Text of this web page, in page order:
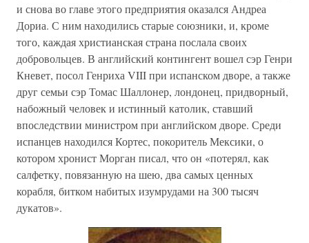
и снова во главе этого предприятия оказался Андреа
Дориа. С ним находились старые союзники, и, кроме
того, каждая христианская страна послала своих
добровольцев. В английский контингент вошел сэр Генри
Кневет, посол Генриха VIII при испанском дворе, а также
друг семьи сэр Томас Шаллонер, лондонец, придворный,
набожный человек и истинный католик, ставший
впоследствии министром при английском дворе. Среди
испанцев находился Кортес, покоритель Мексики, о
котором хронист Морган писал, что он «потерял, как
салфетку, повязанную на шею, два самых ценных
корабля, битком набитых изумрудами на 300 тысяч
дукатов».